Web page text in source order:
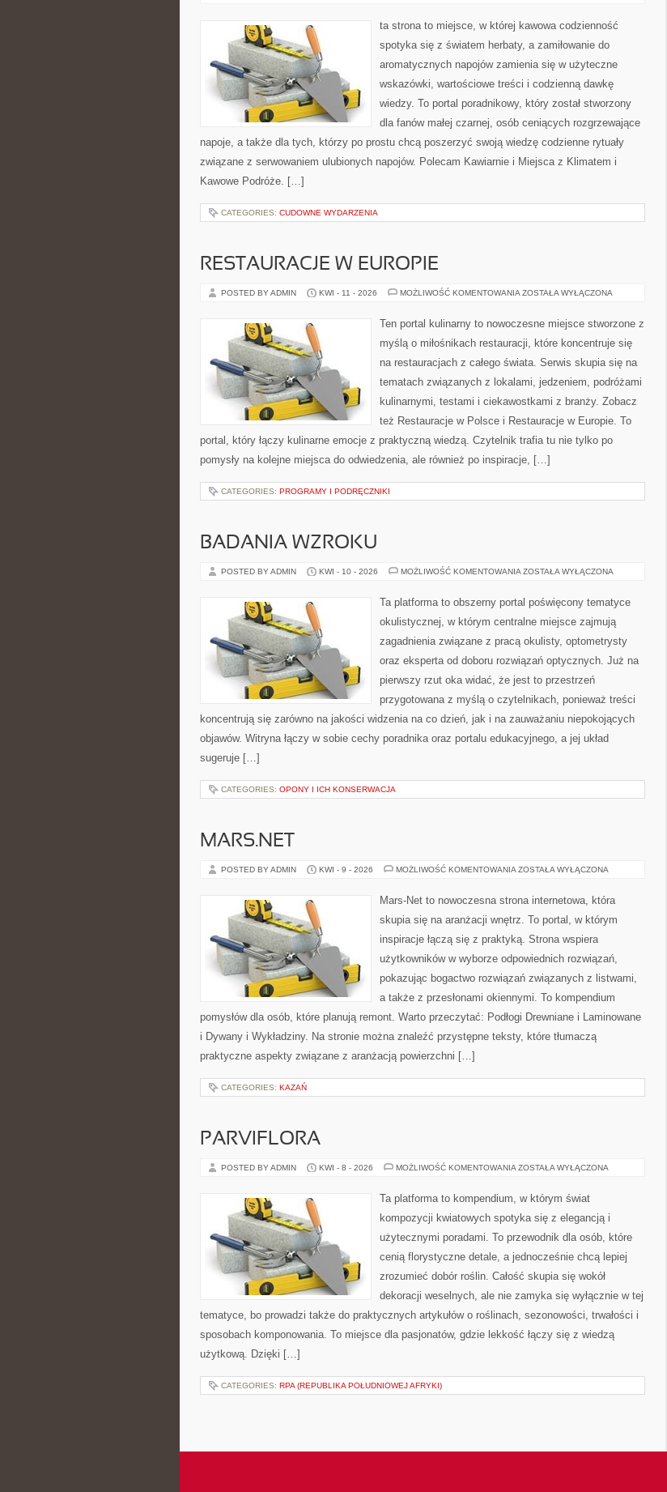
ta strona to miejsce, w której kawowa codzienność
spotyka się z światem herbaty, a zamiłowanie do
aromatycznych napojów zamienia się w użyteczne
wskazówki, wartościowe treści i codzienną dawkę
wiedzy. To portal poradnikowy, który został stworzony
dla fanów małej czarnej, osób ceniących rozgrzewające
napoje, a także dla tych, którzy po prostu chcą poszerzyć swoją wiedzę codzienne rytuały
związane z serwowaniem ulubionych napojów. Polecam Kawiarnie i Miejsca z Klimatem i
Kawowe Podróże. […]
CATEGORIES: CUDOWNE WYDARZENIA
RESTAURACJE W EUROPIE
POSTED BY ADMIN KWI - 11 - 2026 MOŻLIWOŚĆ KOMENTOWANIA RESTAURACJE
ZOSTAŁA WYŁĄCZONA
Ten portal kulinarny to nowoczesne miejsce stworzone z
myślą o miłośnikach restauracji, które koncentruje się
na restauracjach z całego świata. Serwis skupia się na
tematach związanych z lokalami, jedzeniem, podróżami
kulinarnymi, testami i ciekawostkami z branży. Zobacz
też Restauracje w Polsce i Restauracje w Europie. To
portal, który łączy kulinarne emocje z praktyczną wiedzą. Czytelnik trafia tu nie tylko po
pomysły na kolejne miejsca do odwiedzenia, ale również po inspiracje, […]
CATEGORIES: PROGRAMY I PODRĘCZNIKI
BADANIA WZROKU
POSTED BY ADMIN KWI - 10 - 2026 MOŻLIWOŚĆ KOMENTOWANIA BADANIA
ZOSTAŁA WYŁĄCZONA
Ta platforma to obszerny portal poświęcony tematyce
okulistycznej, w którym centralne miejsce zajmują
zagadnienia związane z pracą okulisty, optometrysty
oraz eksperta od doboru rozwiązań optycznych. Już na
pierwszy rzut oka widać, że jest to przestrzeń
przygotowana z myślą o czytelnikach, ponieważ treści
koncentrują się zarówno na jakości widzenia na co dzień, jak i na zauważaniu niepokojących
objawów. Witryna łączy w sobie cechy poradnika oraz portalu edukacyjnego, a jej układ
sugeruje […]
CATEGORIES: OPONY I ICH KONSERWACJA
MARS.NET
POSTED BY ADMIN KWI - 9 - 2026 MOŻLIWOŚĆ KOMENTOWANIA MARS.NET
ZOSTAŁA WYŁĄCZONA
Mars-Net to nowoczesna strona internetowa, która
skupia się na aranżacji wnętrz. To portal, w którym
inspiracje łączą się z praktyką. Strona wspiera
użytkowników w wyborze odpowiednich rozwiązań,
pokazując bogactwo rozwiązań związanych z listwami,
a także z przesłonami okiennymi. To kompendium
pomysłów dla osób, które planują remont. Warto przeczytać: Podłogi Drewniane i Laminowane
i Dywany i Wykładziny. Na stronie można znaleźć przystępne teksty, które tłumaczą
praktyczne aspekty związane z aranżacją powierzchni […]
CATEGORIES: KAZAŃ
PARVIFLORA
POSTED BY ADMIN KWI - 8 - 2026 MOŻLIWOŚĆ KOMENTOWANIA PARVIFLORA
ZOSTAŁA WYŁĄCZONA
Ta platforma to kompendium, w którym świat
kompozycji kwiatowych spotyka się z elegancją i
użytecznymi poradami. To przewodnik dla osób, które
cenią florystyczne detale, a jednocześnie chcą lepiej
zrozumieć dobór roślin. Całość skupia się wokół
dekoracji weselnych, ale nie zamyka się wyłącznie w tej
tematyce, bo prowadzi także do praktycznych artykułów o roślinach, sezonowości, trwałości i
sposobach komponowania. To miejsce dla pasjonatów, gdzie lekkość łączy się z wiedzą
użytkową. Dzięki […]
CATEGORIES: RPA (REPUBLIKA POŁUDNIOWEJ AFRYKI)